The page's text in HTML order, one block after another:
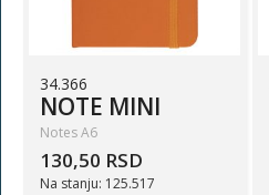
34.366
NOTE MINI
Notes A6
130,50 RSD
Na stanju: 125.517